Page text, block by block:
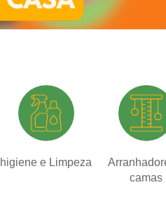
higiene e Limpeza
camas